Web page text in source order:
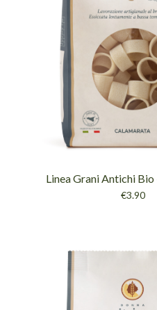
Linea Grani Antichi
€3.90